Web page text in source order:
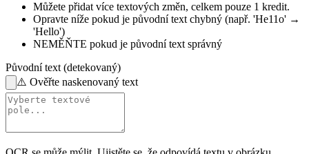
Můžete přidat více textových změn, celkem pouze 1 kredit.
Opravte níže pokud je původní text chybný (např. 'He11o' →
'Hello')
NEMĚŇTE pokud je původní text správný
Původní text (detekovaný)
⚠️ Ověřte naskenovaný text